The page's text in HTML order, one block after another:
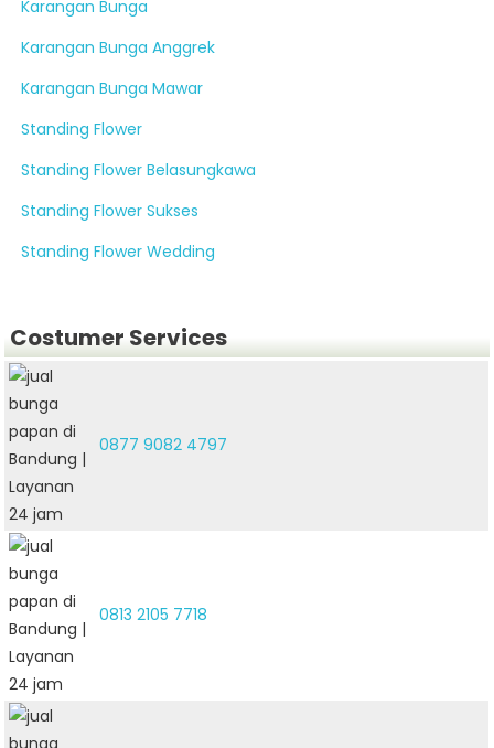
Karangan Bunga
Karangan Bunga Anggrek
Karangan Bunga Mawar
Standing Flower
Standing Flower Belasungkawa
Standing Flower Sukses
Standing Flower Wedding
Costumer Services
0877 9082 4797
0813 2105 7718